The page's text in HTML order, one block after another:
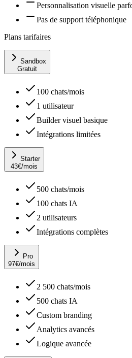
Personnalisation visuelle
Pas de support téléphonique
Plans tarifaires
Sandbox
Gratuit
100 chats/mois
1 utilisateur
Builder visuel basique
Intégrations limitées
Starter
43€/mois
500 chats/mois
100 chats IA
2 utilisateurs
Intégrations complètes
Pro
97€/mois
2 500 chats/mois
500 chats IA
Custom branding
Analytics avancés
Logique avancée